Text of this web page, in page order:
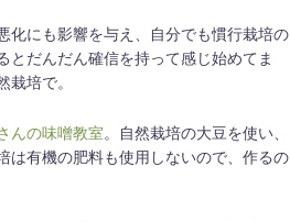
化にも影響を与え、自分でも慣行栽培の
とだんだん確信を持って感じ始めてま
培で。
んの味噌教室。自然栽培の大豆を使い、
は有機の肥料も使用しないので、作るの